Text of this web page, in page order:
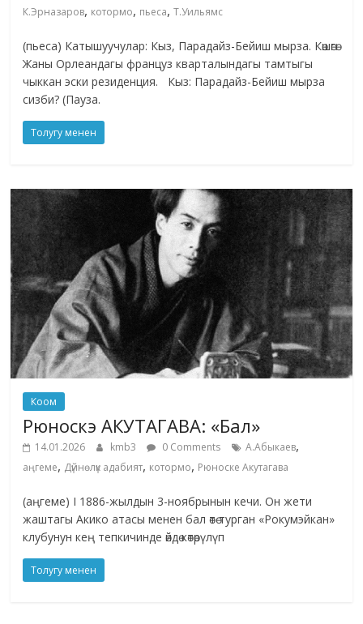
К.Эрназаров, котормо, пьеса,Т.Уильямс
(пьеса) Катышуучулар: Кыз, Парадайз-Бейиш мырза. Көшөгө:
Жаны Орлеандагы француз кварталындагы тамтыгы
чыккан эски резиденция. Кыз: Парадайз-Бейиш мырза
сизби? (Пауза.
Толугу менен
Коом
Рюноскэ АКУТАГАВА: «Бал»
14.01.2026 kmb3 0 Comments А.Абыкаев,
аңгеме, Дүйнөлүк адабият, котормо, Рюноске Акутагава
(аңгеме) I 1886-жылдын 3-ноябрынын кечи. Он жети
жаштагы Акико атасы менен бал өтө турган «Рокумэйкан»
клубунун кең тепкичинде өйдө көтөрүлүп
Толугу менен